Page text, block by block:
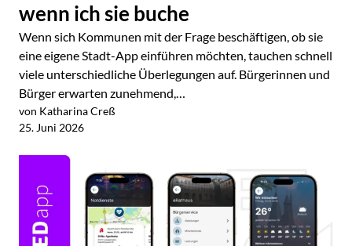
wenn ich sie buche
Wenn sich Kommunen mit der Frage beschäftigen, ob sie
eine eigene Stadt-App einführen möchten, tauchen schnell
viele unterschiedliche Überlegungen auf. Bürgerinnen und
Bürger erwarten zunehmend,…
von Katharina Creß
25. Juni 2026